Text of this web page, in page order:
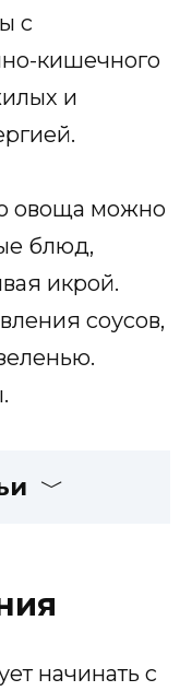
с
кишечного
и
овоща можно
блюд,
икрой.
соусов,
начинать с